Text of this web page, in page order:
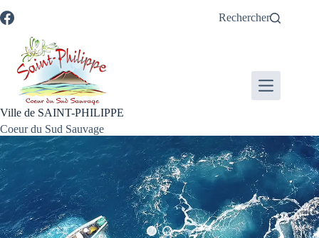
au
au
à
recherche
au
Rechercher
Ville de SAINT-PHILIPPE
Coeur du Sud Sauvage